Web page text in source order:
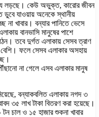
লড়ছে। কেউ অভুক্ত, কারোর জীবন
ডুবে যাওয়ায় অনেকে স্থানীয়
না খাবার। বন্যার পানিতে ভেসে
বানভাসি মানুষের পাশে
তবে দুর্গত এলাকায় সেসব ত্রাণ
ফলে সেসব এলাকার অসহায়
না গেলে এসব এলাকার মানুষ
বন্যাকবলিত এলাকায় নগদ ৩
৩৫ লাখ টাকা বিতরণ করা হয়েছে।
চাল ও ১৫ হাজার শুকনা খাবার